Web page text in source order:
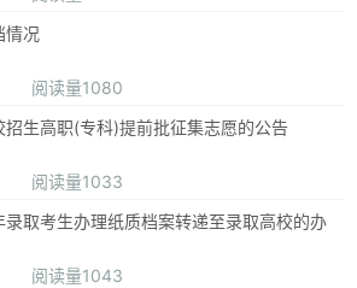
情况
阅读量1080
生高职(专科)提前批征集志愿的公告
阅读量1033
取考生办理纸质档案转递至录取高校的办
阅读量1043